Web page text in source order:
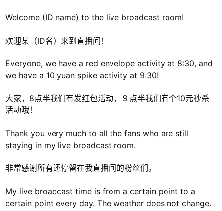
Welcome (ID name) to the live broadcast room!
欢迎某（ID名）来到直播间！
Everyone, we have a red envelope activity at 8:30, and
we have a 10 yuan spike activity at 9:30!
大家，8点半我们有发红包活动，９点半我们有个10元秒杀
活动哦！
Thank you very much to all the fans who are still
staying in my live broadcast room.
非常感谢所有还停留在我直播间的粉丝们。
My live broadcast time is from a certain point to a
certain point every day. The weather does not change.